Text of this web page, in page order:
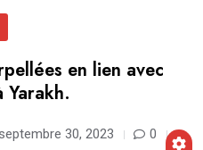
en lien avec
Yarakh.
septembre 30, 2023
0